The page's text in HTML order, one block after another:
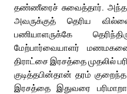
தண்ணீரைச் சுவைத்தார். அந்த
அவருக்குத் தெரிய
பணியாளருக்கே
மேற்பார்வையாளர்
திராட்சை இரசத்தை முதலில்
குடித்தபின்தான் தரம்
இரசத்தை இதுவரை